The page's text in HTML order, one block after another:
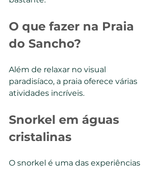
O que fazer na Praia
do Sancho?
Além de relaxar no visual
paradisíaco, a praia oferece várias
atividades incríveis.
Snorkel em águas
cristalinas
O snorkel é uma das experiências